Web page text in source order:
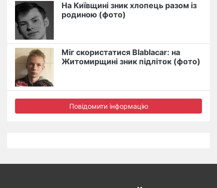
На Київщині зник хлопець разом із
родиною (фото)
Міг скористатися Blablacar: на
Житомирщині зник підліток (фото)
Повідомити інформацію